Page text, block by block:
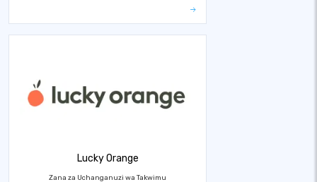
Lucky Orange
Zana za Uchanganuzi wa Takwimu